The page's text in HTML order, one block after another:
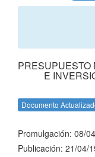
PRESUPUESTO
E
Documento
Promulgación: 08/
Publicación: 21/04/